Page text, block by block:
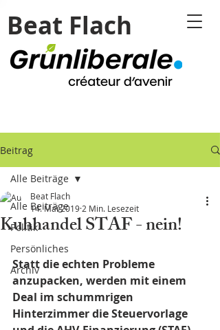
Beat Flach
Beitrag
Alle Beiträge
Politik
Persönliches
Archiv
Alle Beiträge
Kuhhandel STAF - nein!
Beat Flach
14. Mai 2019 2 Min. Lesezeit
Statt die echten Probleme
anzupacken, werden mit einem
Deal im schummrigen
Hinterzimmer die Steuervorlage